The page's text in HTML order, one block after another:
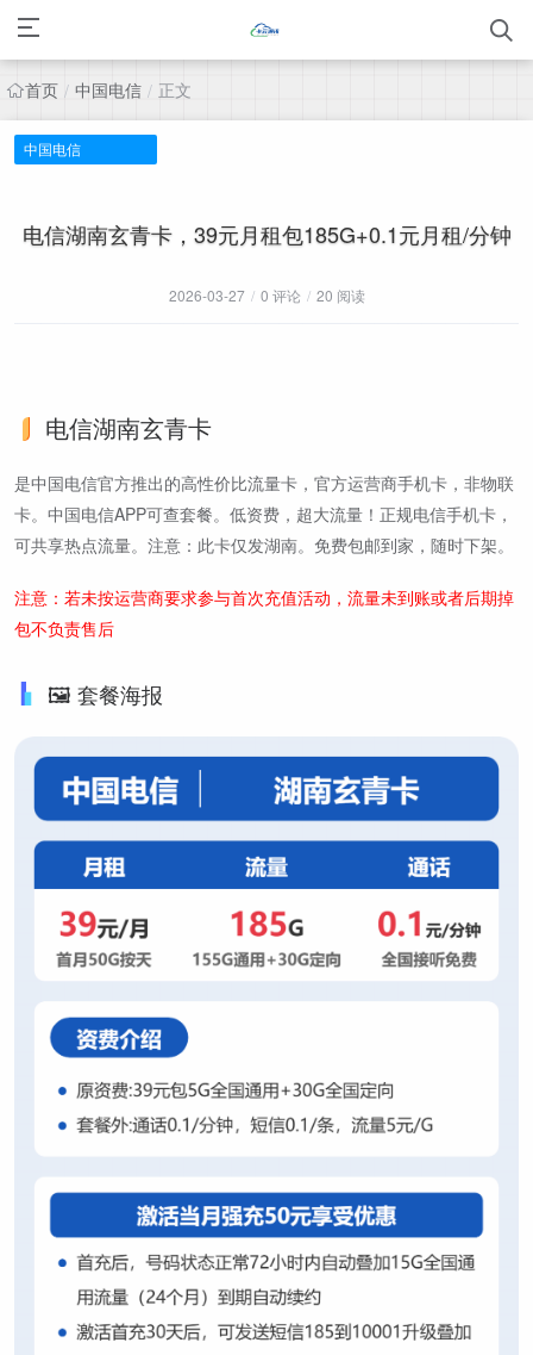
首页 / 中国电信 / 正文
中国电信
电信湖南玄青卡，39元月租包185G+0.1元月租/分钟
2026-03-27 / 0 评论 / 20 阅读
电信湖南玄青卡
是中国电信官方推出的高性价比流量卡，官方运营商手机卡，非物联
卡。中国电信APP可查套餐。低资费，超大流量！正规电信手机卡，
可共享热点流量。注意：此卡仅发湖南。免费包邮到家，随时下架。
注意：若未按运营商要求参与首次充值活动，流量未到账或者后期掉
包不负责售后
🖼️ 套餐海报